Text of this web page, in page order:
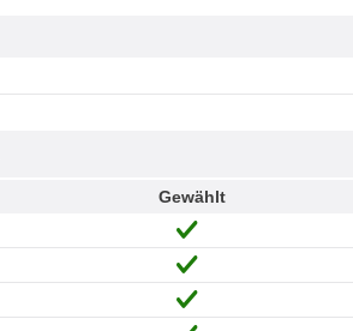
Gewählt